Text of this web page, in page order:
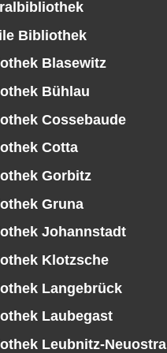
Bibliothek
Blasewitz
Bühlau
Cossebaude
Cotta
Gorbitz
Gruna
Johannstadt
Klotzsche
Langebrück
Laubegast
Leubnitz-Neuostra